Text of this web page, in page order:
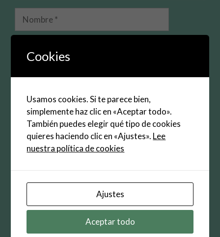
electrónico
Guarda mi nombre, correo electrónico y web en
este navegador para la próxima vez que
comente.
Cookies
Usamos cookies. Si te parece bien,
simplemente haz clic en «Aceptar todo».
También puedes elegir qué tipo de cookies
quieres haciendo clic en «Ajustes». Lee
nuestra política de cookies
Ajustes
Aceptar todo